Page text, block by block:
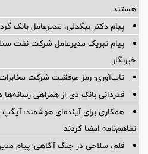
هستند
پیام دکتر بیگدلی، مدیرعامل بانک
پیام تبریک مدیرعامل شرکت نفت
خبرنگار
تاب‌آوری؛ رمز موفقیت شرکت
قدردانی بانک دی از همراهی
همکاری برای آینده‌ای هوشمند؛
تفاهم‌نامه امضا کردند
قلم، سلاحی در جنگ آگاهی؛ پیام